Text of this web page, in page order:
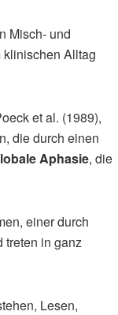
Misch- und
Alltag
et al. (1989),
die durch einen
Aphasie, die
einer durch
treten in ganz
Lesen,